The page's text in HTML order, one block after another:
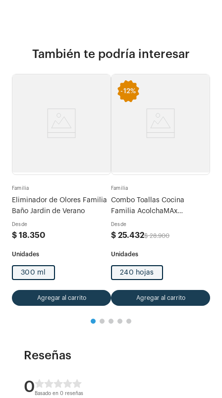
También te podría interesar
Familia
Eliminador de Olores Familia
Baño Jardin de Verano
Desde
$ 18.350
300 ml
Agregar al carrito
-12%
Familia
Combo Toallas Cocina
Familia AcolchaMAx
Megarollo Decoradas 2 rollos
x 120 hojas
Desde
$ 25.432$ 28.900
240 hojas
Agregar al carrito
Reseñas
0 Basado en 0 reseñas